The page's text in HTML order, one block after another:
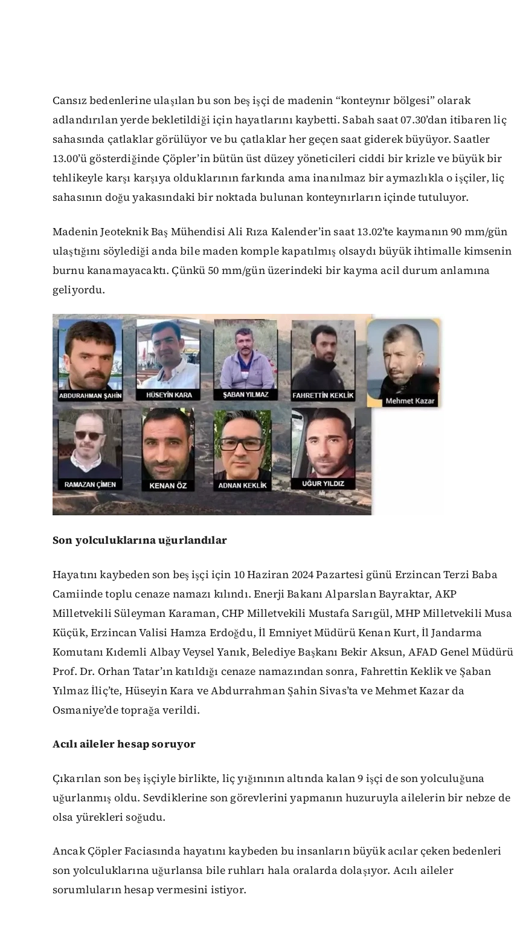
Cansız bedenlerine ulaşılan bu son beş işçi de madenin “konteynır bölgesi” olarak
adlandırılan yerde bekletildiği için hayatlarını kaybetti. Sabah saat 07.30’dan itibaren liç
sahasında çatlaklar görülüyor ve bu çatlaklar her geçen saat giderek büyüyor. Saatler
13.00’ü gösterdiğinde Çöpler’in bütün üst düzey yöneticileri ciddi bir krizle ve büyük bir
tehlikeyle karşı karşıya olduklarının farkında ama inanılmaz bir aymazlıkla o işçiler, liç
sahasının doğu yakasındaki bir noktada bulunan konteynırların içinde tutuluyor.
Madenin Jeoteknik Baş Mühendisi Ali Rıza Kalender’in saat 13.02’te kaymanın 90 mm/gün
ulaştığını söylediği anda bile maden komple kapatılmış olsaydı büyük ihtimalle kimsenin
burnu kanamayacaktı. Çünkü 50 mm/gün üzerindeki bir kayma acil durum anlamına
geliyordu.
Son yolculuklarına uğurlandılar
Hayatını kaybeden son beş işçi için 10 Haziran 2024 Pazartesi günü Erzincan Terzi Baba
Camiinde toplu cenaze namazı kılındı. Enerji Bakanı Alparslan Bayraktar, AKP
Milletvekili Süleyman Karaman, CHP Milletvekili Mustafa Sarıgül, MHP Milletvekili Musa
Küçük, Erzincan Valisi Hamza Erdoğdu, İl Emniyet Müdürü Kenan Kurt, İl Jandarma
Komutanı Kıdemli Albay Veysel Yanık, Belediye Başkanı Bekir Aksun, AFAD Genel Müdürü
Prof. Dr. Orhan Tatar’ın katıldığı cenaze namazından sonra, Fahrettin Keklik ve Şaban
Yılmaz İliç’te, Hüseyin Kara ve Abdurrahman Şahin Sivas’ta ve Mehmet Kazar da
Osmaniye’de toprağa verildi.
Acılı aileler hesap soruyor
Çıkarılan son beş işçiyle birlikte, liç yığınının altında kalan 9 işçi de son yolculuğuna
uğurlanmış oldu. Sevdiklerine son görevlerini yapmanın huzuruyla ailelerin bir nebze de
olsa yürekleri soğudu.
Ancak Çöpler Faciasında hayatını kaybeden bu insanların büyük acılar çeken bedenleri
son yolculuklarına uğurlansa bile ruhları hala oralarda dolaşıyor. Acılı aileler
sorumluların hesap vermesini istiyor.